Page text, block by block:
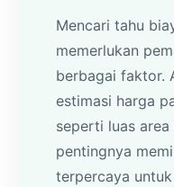
Mencari tahu
memerlukan
berbagai faktor.
estimasi harga
seperti luas
pentingnya
terpercaya